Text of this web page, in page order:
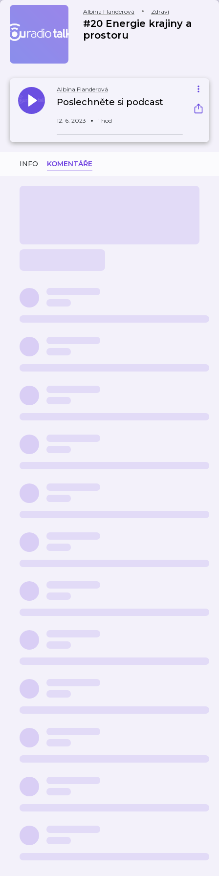
Albína Flanderová Zdraví
#20 Energie krajiny a
prostoru
Albína Flanderová
Poslechněte si podcast
12. 6. 2023 1 hod
INFO KOMENTÁŘE